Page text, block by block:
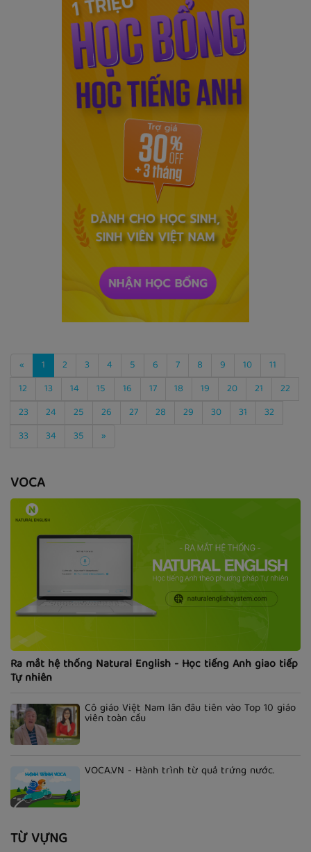
« 1 2 3 4 5 6 7 8 9 10
11
12
13 14 15 16 17 18 19 20 21
22
23
24 25 26 27 28 29 30 31
32
33
34 35 »
VOCA
Ra mắt hệ thống Natural English - Học tiếng Anh giao tiếp
Tự nhiên
Cô giáo Việt Nam lần đầu tiên vào Top 10 giáo
viên toàn cầu
VOCA.VN - Hành trình từ quả trứng nước.
TỪ VỰNG